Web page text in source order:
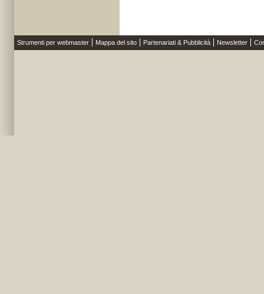
Strumenti per webmaster Mappa del sito Partenariati & Pubblicità Newsletter